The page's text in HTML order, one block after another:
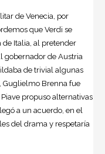
de Venecia, por
que Verdi se
Italia, al pretender
gobernador de Austria
de trivial algunas
Guglielmo Brenna fue
propuso alternativas
a un acuerdo, en el
del drama y respetaría